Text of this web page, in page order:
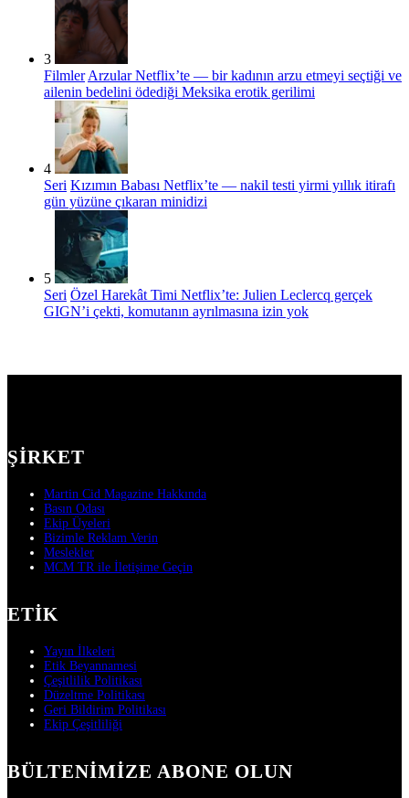
3
Filmler Arzular Netflix’te — bir kadının arzu etmeyi seçtiği ve
ailenin bedelini ödediği Meksika erotik gerilimi
4
Seri Kızımın Babası Netflix’te — nakil testi yirmi yıllık itirafı
gün yüzüne çıkaran minidizi
5
Seri Özel Harekât Timi Netflix’te: Julien Leclercq gerçek
GIGN’i çekti, komutanın ayrılmasına izin yok
ŞIRKET
Martin Cid Magazine Hakkında
Basın Odası
Ekip Üyeleri
Bizimle Reklam Verin
Meslekler
MCM TR ile İletişime Geçin
ETIK
Yayın İlkeleri
Etik Beyannamesi
Çeşitlilik Politikası
Düzeltme Politikası
Geri Bildirim Politikası
Ekip Çeşitliliği
BÜLTENIMIZE ABONE OLUN